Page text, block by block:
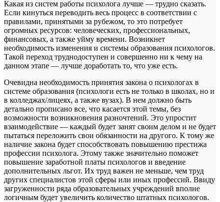
Какая из систем работы психолога лучше — трудно сказать.
Если кинуться переводить весь процесс в соответствии с
правилами, принятыми за рубежом, то это потребует
огромных ресурсов: человеческих, профессиональных,
финансовых, а также уйму времени. Возникнет
необходимость изменения и системы образования психологов.
Такой переход труднодоступен и совершенно ни к чему на
данном этапе — лучше доработать то, что уже есть.
Очевидна необходимость принятия закона о психологах в
системе образования (психологи есть не только в школах, но и
в колледжах/лицеях, а также вузах). В нем должно быть
детально прописано все, что касается этой темы, без
возможности возникновения разночтений. Это упростит
взаимодействие — каждый будет занят своим делом и не будет
пытаться переложить свои обязанности на другого. К тому же
наличие закона будет способствовать повышению престижа
профессии психолога. Этому также значительно поможет
повышение заработной платы психологов и введение
дополнительных льгот. Их труд важен не меньше, чем труд
других специалистов этой сферы или иных профессий. Ввиду
загруженности ряда образовательных учреждений вполне
логичным будет увеличить количество штатных психологов.